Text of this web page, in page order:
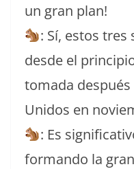
un gran plan!
: Sí, estos tres
desde el
tomada después
Unidos en
: Es
formando la